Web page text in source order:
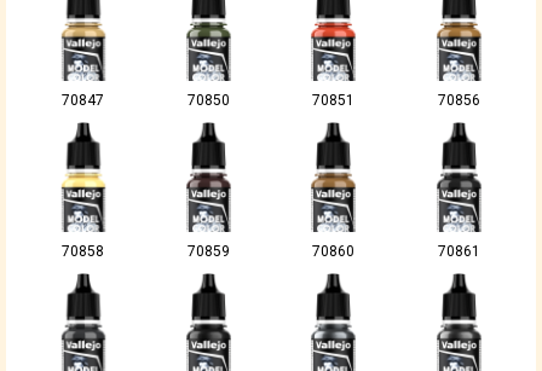
70847 70850 70851 70856
70858 70859 70860 70861